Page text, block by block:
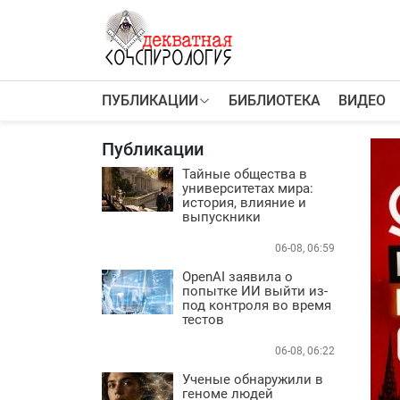
ПУБЛИКАЦИИ
Тайные общества и секты
Власть
Деньги
Пороки
Грязные деньги Украины
Здоровье
Цифровизация
История и археология
Персоны
ПУБЛИКАЦИИ БИБЛИОТЕКА ВИДЕО
Публикации
Тайные общества в
университетах мира:
история, влияние и
выпускники
06-08, 06:59
OpenAI заявила о
попытке ИИ выйти из-
под контроля во время
тестов
06-08, 06:22
Ученые обнаружили в
геноме людей